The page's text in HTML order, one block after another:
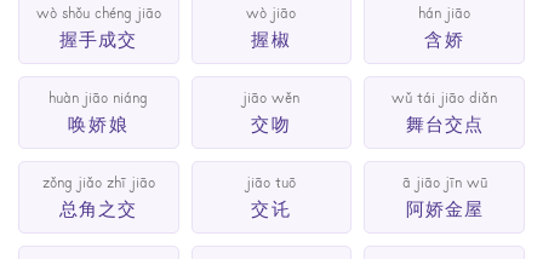
wò shǒu chéng jiāo
握手成交
wò jiāo
握椒
hán jiāo
含娇
huàn jiāo niáng
唤娇娘
jiāo wěn
交吻
wǔ tái jiāo diǎn
舞台交点
zǒng jiǎo zhī jiāo
总角之交
jiāo tuō
交讬
ā jiāo jīn wū
阿娇金屋